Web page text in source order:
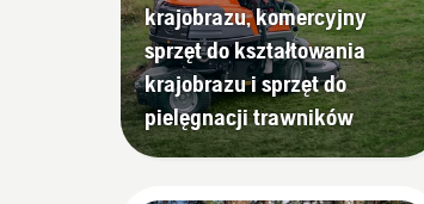
krajobrazu, komercyjny
sprzęt do kształtowania
krajobrazu i sprzęt do
pielęgnacji trawników